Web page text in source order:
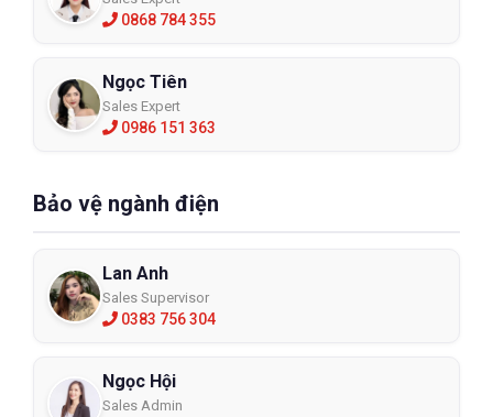
0868 784 355
Ngọc Tiên
Sales Expert
0986 151 363
Bảo vệ ngành điện
Lan Anh
Sales Supervisor
0383 756 304
Ngọc Hội
Sales Admin